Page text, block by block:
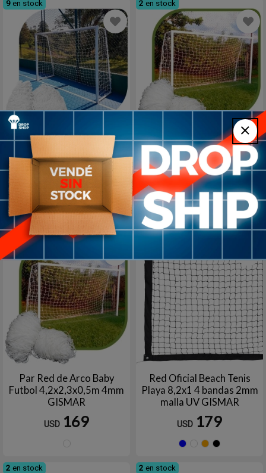
9 en stock
Redes Arco 4mm Fútbol
5/sala y Handball 3,2x2,1m
UV GISMAR
USD 155
Blanco
2 en stock
2x Redes de Futbol 4mm
nylon 5.2x2.3m UV
GISMAR
USD 169
7 en stock
Par Red de Arco Baby
Futbol 4,2x2,3x0,5m 4mm
GISMAR
USD 169
10en stock
Red Oficial Beach Tenis
Playa 8,2x1 4 bandas 2mm
malla UV GISMAR
USD 179
2 en stock 2 en stock